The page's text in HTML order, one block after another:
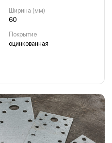
Ширина (мм)
60
Покрытие
оцинкованная